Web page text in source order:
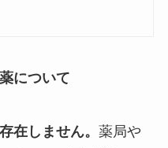
について
在しません。 薬局や